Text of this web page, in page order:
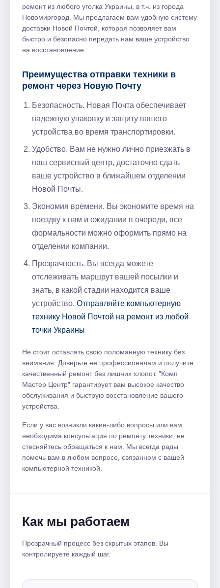
ремонт из любого уголка Украины, в т.​ч.​ из города
Новомиргород. Мы предлагаем вам удобную систему
доставки Новой Почтой, которая позволяет вам
быстро и безопасно передать нам ваше устройство
на восстановление.​
Преимущества отправки техники в
ремонт через Новую Почту
Безопасность.​ Новая Почта обеспечивает
надежную упаковку и защиту вашего
устройства во время транспортировки.​
Удобство.​ Вам не нужно лично приезжать в
наш сервисный центр, достаточно сдать
ваше устройство в ближайшем отделении
Новой Почты.
Экономия времени.​ Вы экономите время на
поездку к нам и ожидании в очереди, все
формальности можно оформить прямо на
отделении компании.​
Прозрачность. Вы всегда можете
отслеживать маршрут вашей посылки и
знать, в какой стадии находится ваше
устройство.​ Отправляйте компьютерную
технику Новой Почтой на ремонт из любой
точки Украины
Не стоит оставлять свою поломанную технику без
внимания.​ Доверьте ее профессионалам и получите
качественный ремонт без лишних хлопот. ″Комп
Мастер Центр″ гарантирует вам высокое качество
обслуживания и быструю восстановление вашего
устройства.​
Если у вас возникли какие-либо вопросы или вам
необходима консультация по ремонту техники, не
стесняйтесь обращаться к нам.​ Мы всегда рады
помочь вам в любом вопросе, связанном с вашей
компьютерной техникой.​
Как мы работаем
Прозрачный процесс без скрытых этапов. Вы
контролируете каждый шаг.